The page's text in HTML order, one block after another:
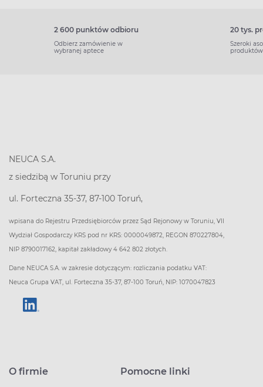
2 600 punktów odbioru
Odbierz zamówienie w
wybranej aptece
20 tys.
Szeroki
produktów
NEUCA S.A.
z siedzibą w Toruniu przy
ul. Forteczna 35-37, 87-100 Toruń,
wpisana do Rejestru Przedsiębiorców przez Sąd Rejonowy w Toruniu, VII
Wydział Gospodarczy KRS pod nr KRS: 0000049872, REGON 870227804,
NIP 8790017162, kapitał zakładowy 4 642 802 złotych.
Dane NEUCA S.A. w zakresie dotyczącym: rozliczania podatku VAT:
Neuca Grupa VAT, ul. Forteczna 35-37, 87-100 Toruń, NIP: 1070047823
O firmie Pomocne linki